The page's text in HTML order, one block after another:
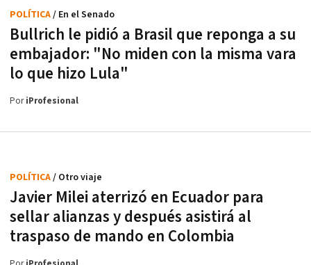
Bullrich le pidió a Brasil que reponga a su
embajador: "No miden con la misma vara
lo que hizo Lula"
POLÍTICA/ En el Senado
PoriProfesional
Javier Milei aterrizó en Ecuador para
sellar alianzas y después asistirá al
traspaso de mando en Colombia
POLÍTICA/ Otro viaje